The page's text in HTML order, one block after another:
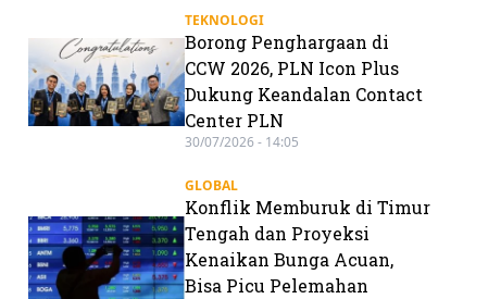
TEKNOLOGI
Borong Penghargaan di
CCW 2026, PLN Icon Plus
Dukung Keandalan Contact
Center PLN
30/07/2026 - 14:05
GLOBAL
Konflik Memburuk di Timur
Tengah dan Proyeksi
Kenaikan Bunga Acuan,
Bisa Picu Pelemahan